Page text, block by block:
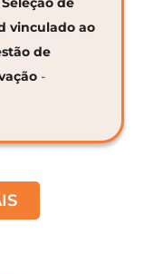
vinculado ao
de
-